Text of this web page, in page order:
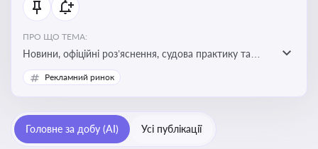
ПРО ЩО ТЕМА:
Новини, офіційні роз’яснення, судова практику та
експертні матеріали, що стосуються авторського
права, реєстрації та захисту торговельних марок,
власності, а також змін у законодавстві у цій сфері
Рекламний ринок
Головне за добу (AI) Усі публікації